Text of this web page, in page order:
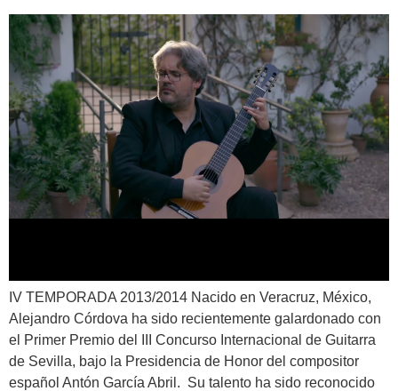
IV TEMPORADA 2013/2014 Nacido en Veracruz, México,
Alejandro Córdova ha sido recientemente galardonado con
el Primer Premio del III Concurso Internacional de Guitarra
de Sevilla, bajo la Presidencia de Honor del compositor
español Antón García Abril. Su talento ha sido reconocido